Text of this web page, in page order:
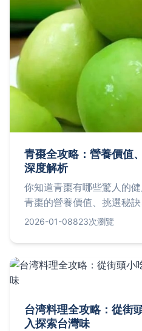
青棗全攻略：營養價值
深度解析
你知道青棗有哪些驚人的
青棗的營養價值、挑選秘
並分享個人經驗與常見問
2026-01-08823次瀏覽
台湾料理全攻略：從街
入探索台灣味